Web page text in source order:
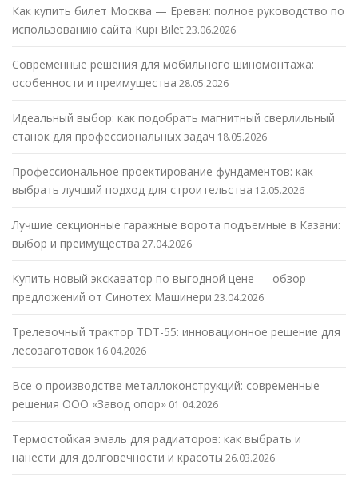
Как купить билет Москва — Ереван: полное руководство по
использованию сайта Kupi Bilet23.06.2026
Современные решения для мобильного шиномонтажа:
особенности и преимущества 28.05.2026
Идеальный выбор: как подобрать магнитный сверлильный
станок для профессиональных задач 18.05.2026
Профессиональное проектирование фундаментов: как
выбрать лучший подход для строительства 12.05.2026
Лучшие секционные гаражные ворота подъемные в Казани:
выбор и преимущества 27.04.2026
Купить новый экскаватор по выгодной цене — обзор
предложений от Синотех Машинери 23.04.2026
Трелевочный трактор TDT-55: инновационное решение для
лесозаготовок 16.04.2026
Все о производстве металлоконструкций: современные
решения ООО «Завод опор» 01.04.2026
Термостойкая эмаль для радиаторов: как выбрать и
нанести для долговечности и красоты 26.03.2026